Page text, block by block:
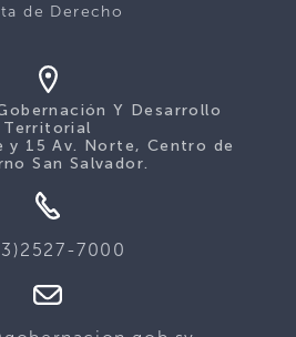
de Derecho
Y Desarrollo
Territorial
y 15 Av. Norte, Centro de
San Salvador.
7000